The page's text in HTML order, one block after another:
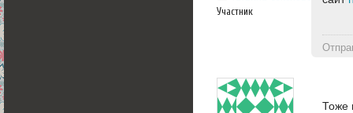
Участник
Тоже